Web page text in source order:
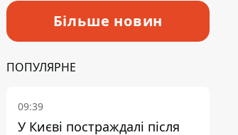
Більше новин
ПОПУЛЯРНЕ
09:39
У Києві постраждалі після